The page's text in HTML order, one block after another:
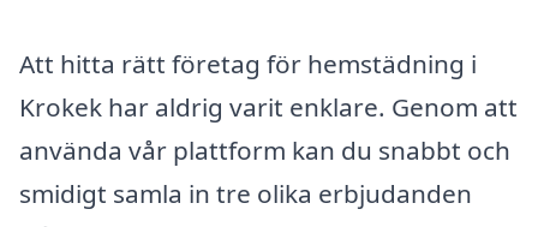
Att hitta rätt företag för hemstädning i
Krokek har aldrig varit enklare. Genom att
använda vår plattform kan du snabbt och
smidigt samla in tre olika erbjudanden